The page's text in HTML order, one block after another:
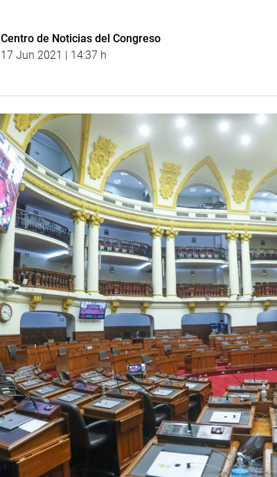
Centro de Noticias del Congreso
17 Jun 2021 | 14:37 h